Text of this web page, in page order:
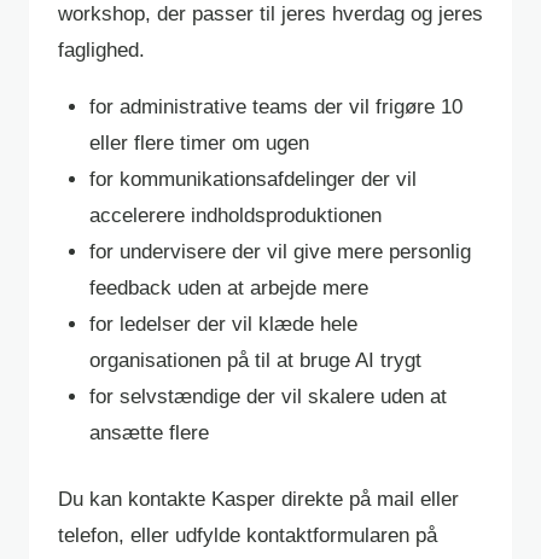
workshop, der passer til jeres hverdag og jeres
faglighed.
for administrative teams der vil frigøre 10
eller flere timer om ugen
for kommunikationsafdelinger der vil
accelerere indholdsproduktionen
for undervisere der vil give mere personlig
feedback uden at arbejde mere
for ledelser der vil klæde hele
organisationen på til at bruge AI trygt
for selvstændige der vil skalere uden at
ansætte flere
Du kan kontakte Kasper direkte på mail eller
telefon, eller udfylde kontaktformularen på